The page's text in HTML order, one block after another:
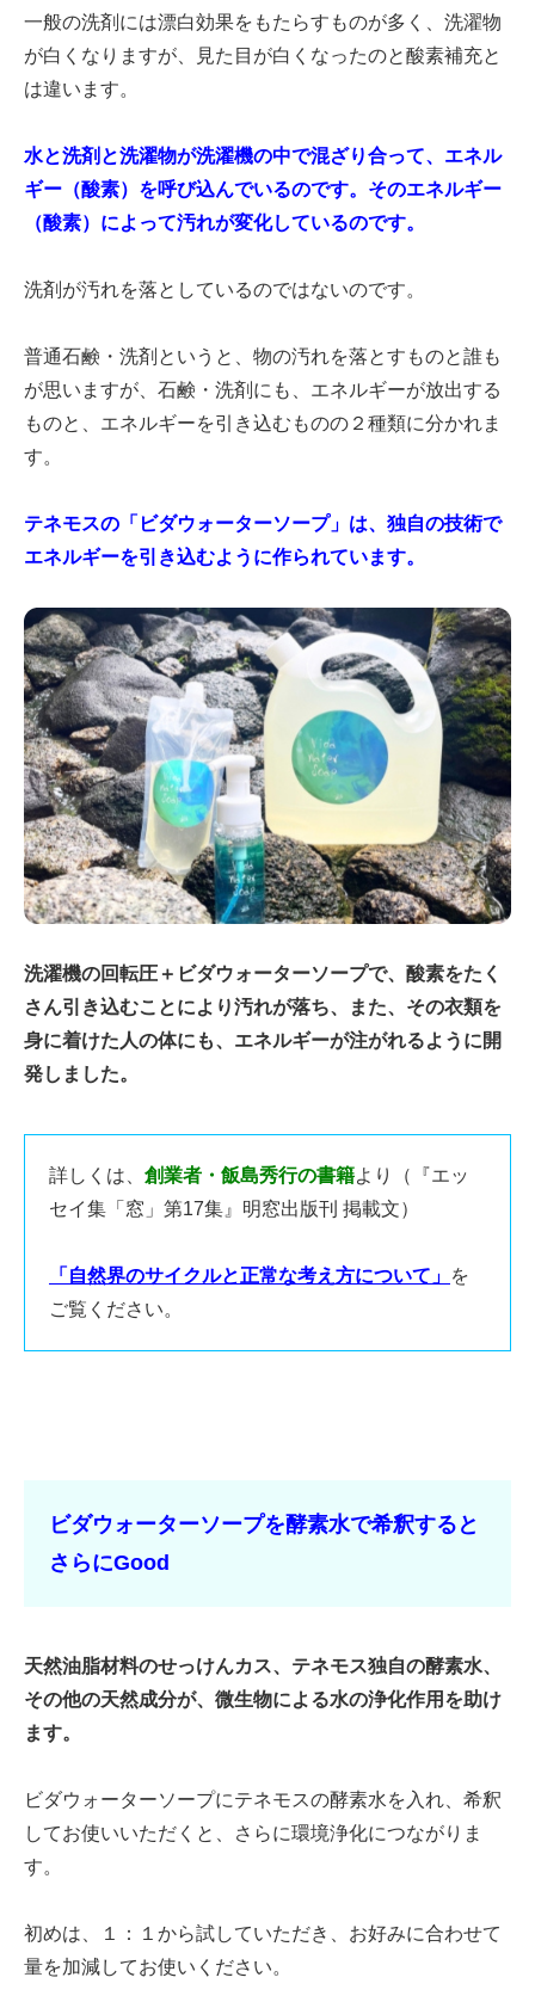
一般の洗剤には漂白効果をもたらすものが多く、洗濯物
が白くなりますが、見た目が白くなったのと酸素補充と
は違います。
水と洗剤と洗濯物が洗濯機の中で混ざり合って、エネル
ギー（酸素）を呼び込んでいるのです。そのエネルギー
（酸素）によって汚れが変化しているのです。
洗剤が汚れを落としているのではないのです。
普通石鹸・洗剤というと、物の汚れを落とすものと誰も
が思いますが、石鹸・洗剤にも、エネルギーが放出する
ものと、エネルギーを引き込むものの２種類に分かれま
す。
テネモスの「ビダウォーターソープ」は、独自の技術で
エネルギーを引き込むように作られています。
洗濯機の回転圧＋ビダウォーターソープで、酸素をたく
さん引き込むことにより汚れが落ち、また、その衣類を
身に着けた人の体にも、エネルギーが注がれるように開
発しました。
詳しくは、 創業者・飯島秀行の書籍より（『エッ
セイ集「窓」第17集』明窓出版刊 掲載文）
「自然界のサイクルと正常な考え方について」 を
ご覧ください。
ビダウォーターソープを酵素水で希釈すると
さらにGood
天然油脂材料のせっけんカス、テネモス独自の酵素水、
その他の天然成分が、微生物による水の浄化作用を助け
ます。
ビダウォーターソープにテネモスの酵素水を入れ、希釈
してお使いいただくと、さらに環境浄化につながりま
す。
初めは、１：１から試していただき、お好みに合わせて
量を加減してお使いください。